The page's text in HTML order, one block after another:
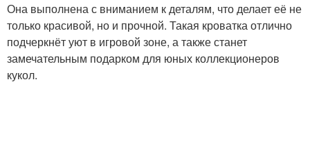
Она выполнена с вниманием к деталям, что делает её не
только красивой, но и прочной. Такая кроватка отлично
подчеркнёт уют в игровой зоне, а также станет
замечательным подарком для юных коллекционеров
кукол.